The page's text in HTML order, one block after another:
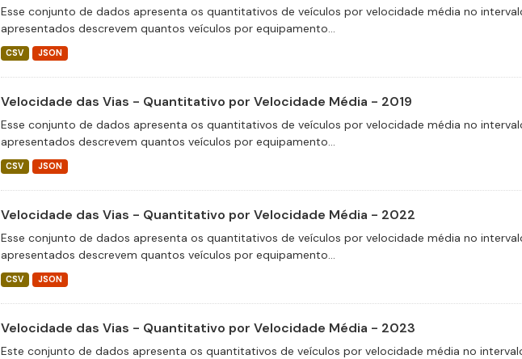
Esse conjunto de dados apresenta os quantitativos de veículos por velocidade média no
apresentados descrevem quantos veículos por equipamento...
CSV JSON
Velocidade das Vias - Quantitativo por Velocidade Média - 2019
Esse conjunto de dados apresenta os quantitativos de veículos por velocidade média no
apresentados descrevem quantos veículos por equipamento...
CSV JSON
Velocidade das Vias - Quantitativo por Velocidade Média - 2022
Esse conjunto de dados apresenta os quantitativos de veículos por velocidade média no
apresentados descrevem quantos veículos por equipamento...
CSV JSON
Velocidade das Vias - Quantitativo por Velocidade Média - 2023
Este conjunto de dados apresenta os quantitativos de veículos por velocidade média no